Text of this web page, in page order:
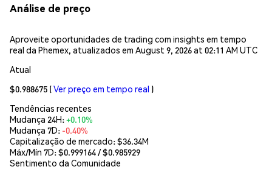
Análise de preço
Aproveite oportunidades de trading com insights em tempo
real da Phemex, atualizados em August 9, 2026 at 02:11 AM UTC
Atual
$0.988675 (Ver preço em tempo real )
Tendências recentes
Mudança 24H:+0.10%
Mudança 7D: -0.40%
Capitalização de mercado:$36.34M
Máx/Mín 7D: $0.999164/ $0.985929
Sentimento da Comunidade